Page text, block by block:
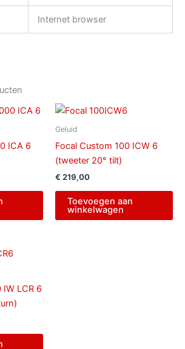
Internet browser
ICA 6
Geluid
Focal Custom 100 ICW 6
(tweeter 20° tilt)
€ 219,00
Toevoegen aan
winkelwagen
LCR 6